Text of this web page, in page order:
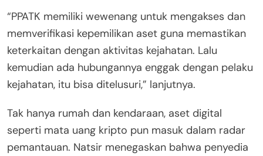
“PPATK memiliki wewenang untuk mengakses dan
memverifikasi kepemilikan aset guna memastikan
keterkaitan dengan aktivitas kejahatan. Lalu
kemudian ada hubungannya enggak dengan pelaku
kejahatan, itu bisa ditelusuri,” lanjutnya.
Tak hanya rumah dan kendaraan, aset digital
seperti mata uang kripto pun masuk dalam radar
pemantauan. Natsir menegaskan bahwa penyedia